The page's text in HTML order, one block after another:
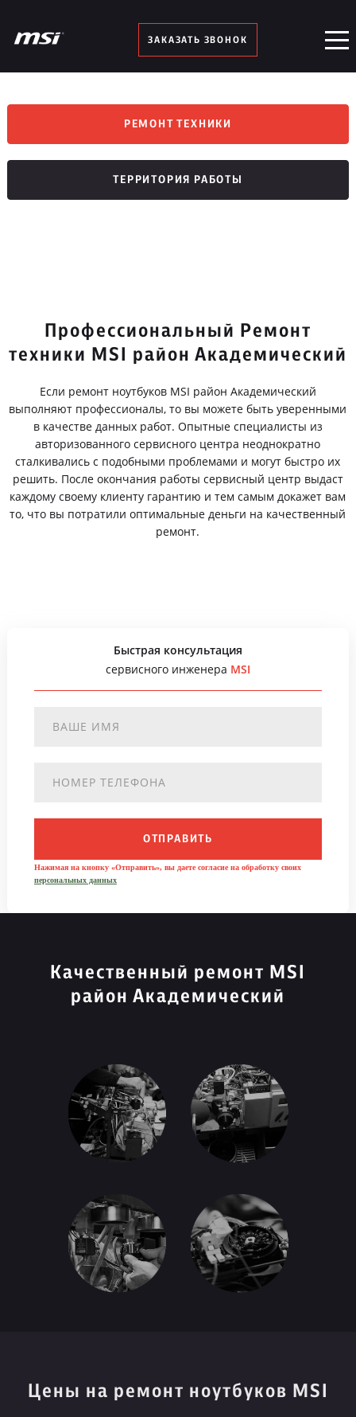
ЗАКАЗАТЬ ЗВОНОК
РЕМОНТ ТЕХНИКИ
ТЕРРИТОРИЯ РАБОТЫ
Профессиональный Ремонт
техники MSI район Академический
Если ремонт ноутбуков MSI район Академический
выполняют профессионалы, то вы можете быть уверенными
в качестве данных работ. Опытные специалисты из
авторизованного сервисного центра неоднократно
сталкивались с подобными проблемами и могут быстро их
решить. После окончания работы сервисный центр выдаст
каждому своему клиенту гарантию и тем самым докажет вам
то, что вы потратили оптимальные деньги на качественный
ремонт.
Быстрая консультация
сервисного инженера MSI
ОТПРАВИТЬ
Нажимая на кнопку «Отправить», вы даете согласие на обработку своих
персональных данных
Качественный ремонт MSI
район Академический
Цены на ремонт ноутбуков MSI